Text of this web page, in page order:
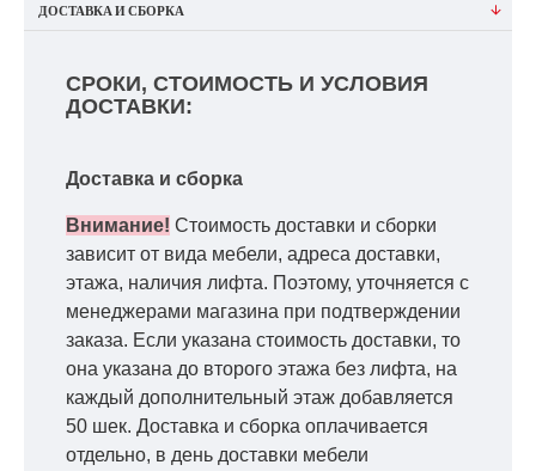
ДОСТАВКА И СБОРКА
СРОКИ, СТОИМОСТЬ И УСЛОВИЯ
ДОСТАВКИ:
Доставка и сборка
Внимание! Стоимость доставки и сборки
зависит от вида мебели, адреса доставки,
этажа, наличия лифта. Поэтому, уточняется с
менеджерами магазина при подтверждении
заказа. Если указана стоимость доставки, то
она указана до второго этажа без лифта, на
каждый дополнительный этаж добавляется
50 шек. Доставка и сборка оплачивается
отдельно, в день доставки мебели